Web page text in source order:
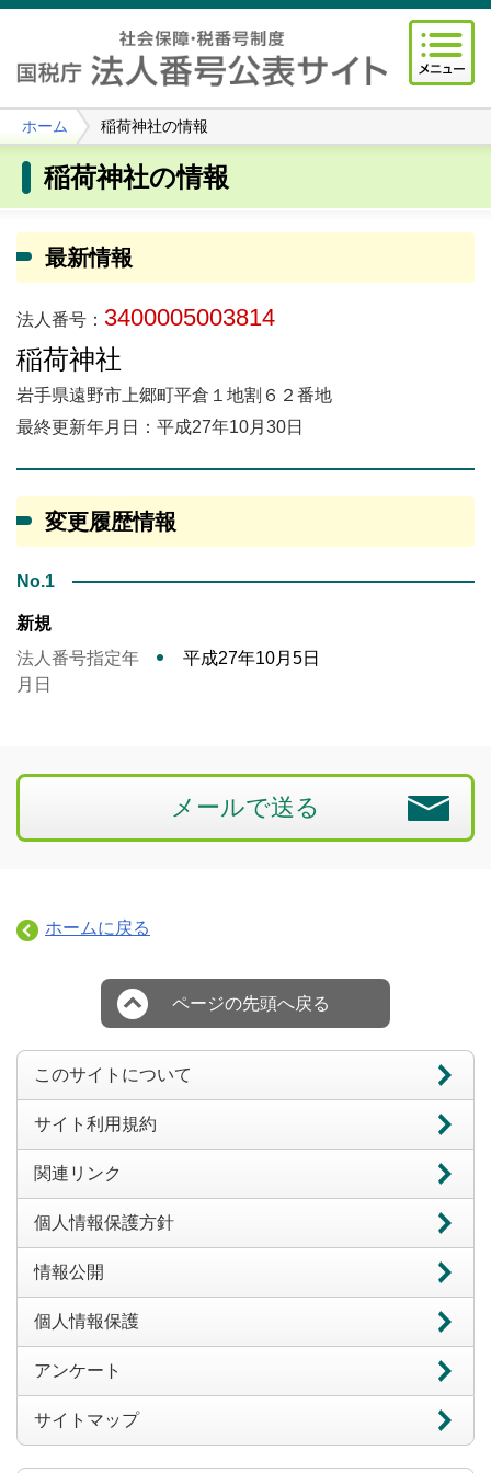
ホーム 稲荷神社の情報
稲荷神社の情報
最新情報
法人番号： 3400005003814
稲荷神社
岩手県遠野市上郷町平倉１地割６２番地
最終更新年月日：平成27年10月30日
変更履歴情報
No.1
新規
法人番号指定年
月日
平成27年10月5日
メールで送る
ホームに戻る
ページの先頭へ戻る
このサイトについて
サイト利用規約
関連リンク
個人情報保護方針
情報公開
個人情報保護
アンケート
サイトマップ